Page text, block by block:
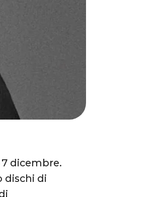
dicembre.
dischi di